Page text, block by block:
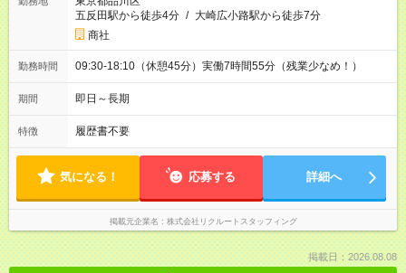
五反田駅から徒歩4分 / 大崎広小路駅から徒歩7分
商社
勤務時間 09:30-18:10（休憩45分）実働7時間55分（残業少なめ！）
期間 即日～長期
特徴 履歴書不要
気になる！ 応募する 詳細へ
掲載元企業名 株式会社リクルートスタッフィング
掲載日：2026.08.08